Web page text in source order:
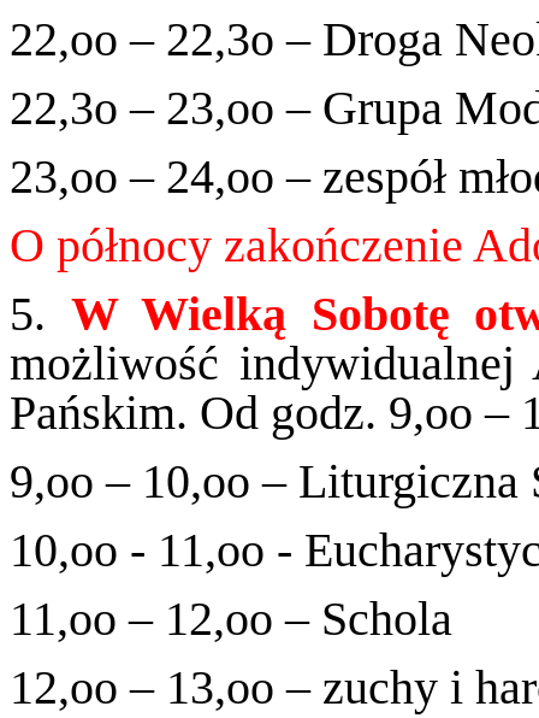
22,oo – 22,3o – Droga
22,3o – 23,oo – Grupa
23,oo – 24,oo – zespół
O północy zakończenie
5. W Wielką Sobotę
możliwość indywidualnej
Pańskim. Od godz. 9,oo –
9,oo – 10,oo – Liturgiczna
10,oo - 11,oo -
11,oo – 12,oo – Schola
12,oo – 13,oo – zuchy i